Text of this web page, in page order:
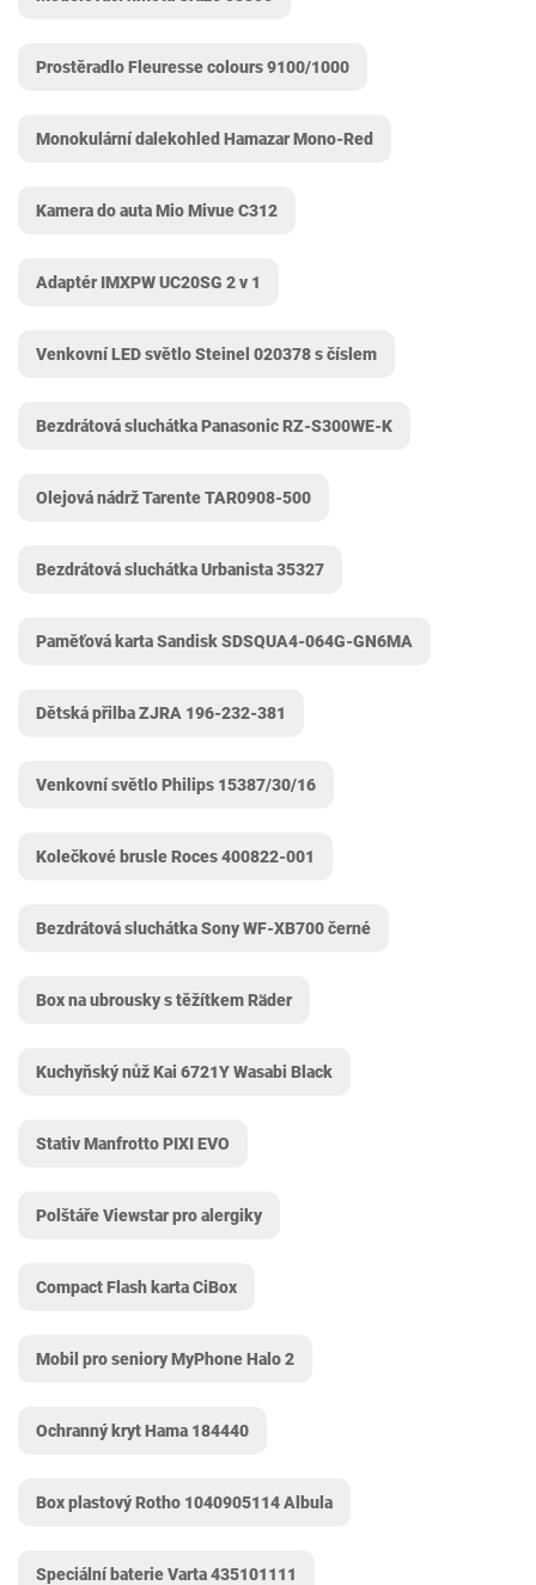
Prostěradlo Fleuresse colours 9100/1000
Monokulární dalekohled Hamazar ‎Mono-Red
Kamera do auta Mio Mivue C312
Adaptér IMXPW UC20SG 2 v 1
Venkovní LED světlo Steinel 020378 s číslem
Bezdrátová sluchátka Panasonic RZ-S300WE-K
Olejová nádrž Tarente TAR0908-500
Bezdrátová sluchátka Urbanista 35327
Paměťová karta Sandisk SDSQUA4-064G-GN6MA
Dětská přilba ZJRA 196-232-381
Venkovní světlo Philips 15387/30/16
Kolečkové brusle Roces ‎400822-001
Bezdrátová sluchátka Sony WF-XB700 černé
Box na ubrousky s těžítkem Räder
Kuchyňský nůž Kai 6721Y Wasabi Black
Stativ Manfrotto PIXI EVO
Polštáře Viewstar pro alergiky
Compact Flash karta CiBox
Mobil pro seniory MyPhone Halo 2
Ochranný kryt Hama 184440
Box plastový Rotho 1040905114 Albula
Speciální baterie Varta 435101111